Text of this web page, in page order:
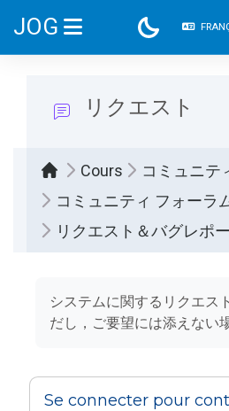
JOG
PANNEAU LATÉRAL
リクエスト
Cours
コミュニテ
コミュニティ フォーラ
リクエスト＆バグレポ
システムに関するリクエス
だし，ご要望には添えない
Se connecter pour